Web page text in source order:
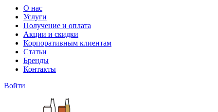
О нас
Услуги
Получение и оплата
Акции и скидки
Корпоративным клиентам
Статьи
Бренды
Контакты
Войти